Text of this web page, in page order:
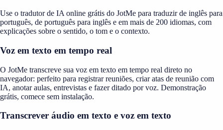
Use o tradutor de IA online grátis do JotMe para traduzir de inglês para
português, de português para inglês e em mais de 200 idiomas, com
explicações sobre o sentido, o tom e o contexto.
Voz em texto em tempo real
O JotMe transcreve sua voz em texto em tempo real direto no
navegador: perfeito para registrar reuniões, criar atas de reunião com
IA, anotar aulas, entrevistas e fazer ditado por voz. Demonstração
grátis, comece sem instalação.
Transcrever áudio em texto e voz em texto